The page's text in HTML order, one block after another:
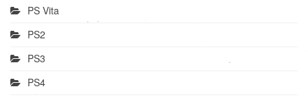
PS Vita
PS2
PS3
PS4